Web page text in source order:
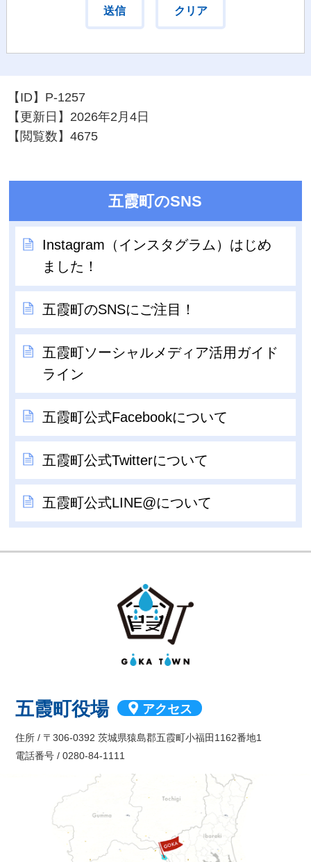
【ID】 P-1257
【更新日】 2026年2月4日
【閲覧数】4675
五霞町のSNS
Instagram（インスタグラム）はじめ
ました！
五霞町のSNSにご注目！
五霞町ソーシャルメディア活用ガイド
ライン
五霞町公式Facebookについて
五霞町公式Twitterについて
五霞町公式LINE@について
五霞町役場 アクセス
住所 / 〒306-0392 茨城県猿島郡五霞町小福田1162番地1
電話番号 / 0280-84-1111